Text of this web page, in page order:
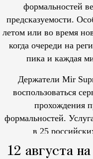
формальностей
предсказуемости.
летом или во время
когда очереди на
пика и каждая
Держатели Mir
воспользоваться
прохождения
формальностей.
в 25
12 августа